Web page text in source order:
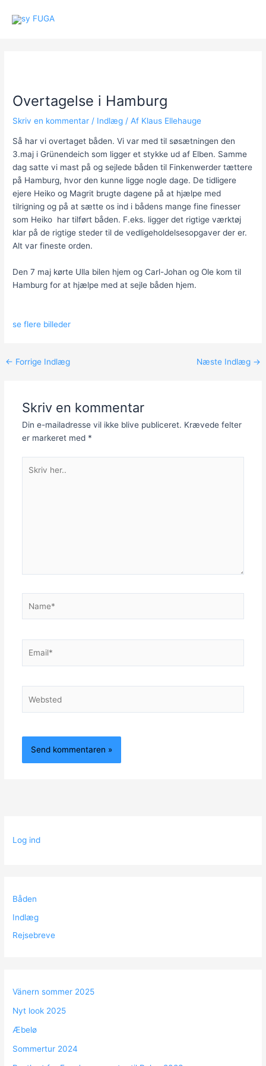
Overtagelse i Hamburg
Skriv en kommentar / Indlæg / Af Klaus Ellehauge
Så har vi overtaget båden. Vi var med til søsætningen den
3.maj i Grünendeich som ligger et stykke ud af Elben. Samme
dag satte vi mast på og sejlede båden til Finkenwerder tættere
på Hamburg, hvor den kunne ligge nogle dage. De tidligere
ejere Heiko og Magrit brugte dagene på at hjælpe med
tilrigning og på at sætte os ind i bådens mange fine finesser
som Heiko har tilført båden. F.eks. ligger det rigtige værktøj
klar på de rigtige steder til de vedligeholdelsesopgaver der er.
Alt var fineste orden.
Den 7 maj kørte Ulla bilen hjem og Carl-Johan og Ole kom til
Hamburg for at hjælpe med at sejle båden hjem.
se flere billeder
Post
← Forrige Indlæg Næste Indlæg →
Skriv en kommentar
Din e-mailadresse vil ikke blive publiceret. Krævede felter
er markeret med *
her..
Log ind
Båden
Indlæg
Rejsebreve
Vänern sommer 2025
Nyt look 2025
Æbelø
Sommertur 2024